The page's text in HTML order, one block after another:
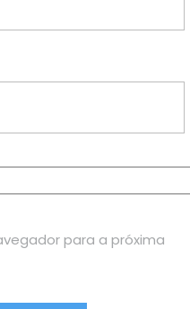
para a próxima